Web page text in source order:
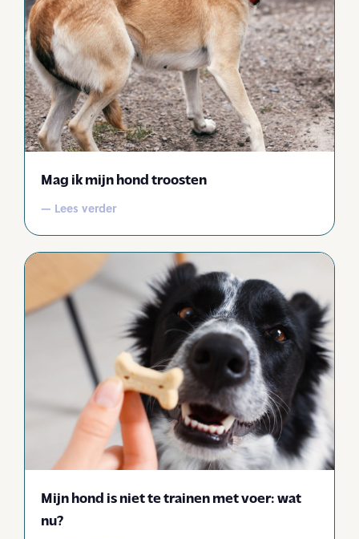
Mag ik mijn hond troosten
— Lees verder
Mijn hond is niet te trainen met voer: wat
nu?